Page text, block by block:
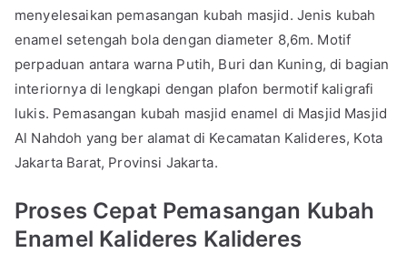
menyelesaikan pemasangan kubah masjid. Jenis kubah
enamel setengah bola dengan diameter 8,6m. Motif
perpaduan antara warna Putih, Buri dan Kuning, di bagian
interiornya di lengkapi dengan plafon bermotif kaligrafi
lukis. Pemasangan kubah masjid enamel di Masjid Masjid
Al Nahdoh yang ber alamat di Kecamatan Kalideres, Kota
Jakarta Barat, Provinsi Jakarta.
Proses Cepat Pemasangan Kubah
Enamel Kalideres Kalideres